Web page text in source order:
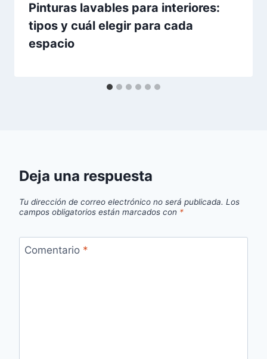
Pinturas lavables para interiores:
tipos y cuál elegir para cada
espacio
Deja una respuesta
Tu dirección de correo electrónico no será publicada. Los
campos obligatorios están marcados con *
Comentario *